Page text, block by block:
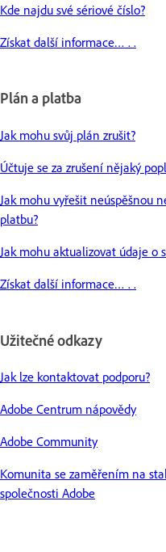
Kde najdu své sériové číslo?
Získat další informace… . .
Plán a platba
Jak mohu svůj plán zrušit?
Účtuje se za zrušení nějaký
Jak mohu vyřešit neúspěšnou
platbu?
Jak mohu aktualizovat údaje o
Získat další informace… . .
Užitečné odkazy
Jak lze kontaktovat podporu?
Adobe Centrum nápovědy
Adobe Community
Komunita se zaměřením na
společnosti Adobe